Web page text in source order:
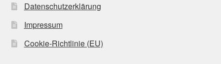
Datenschutzerklärung
Impressum
Cookie-Richtlinie (EU)